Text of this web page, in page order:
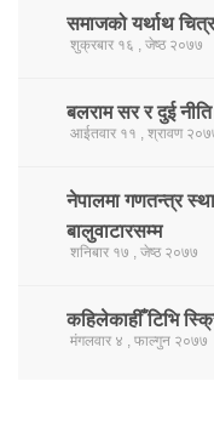
समाजको यर्थाथ
शुक्रबार १६ , जेष्ठ २०७७
बलराम सर र दुई
आईतवार ११ , श्रावण
नेपालमा गणतन्त्र
बालुवाटारसम्म
शनिबार १७ , जेष्ठ २०७७
कहिलेकाहीँ टिभि
मंगलवार ४ , फाल्गुन २०७७